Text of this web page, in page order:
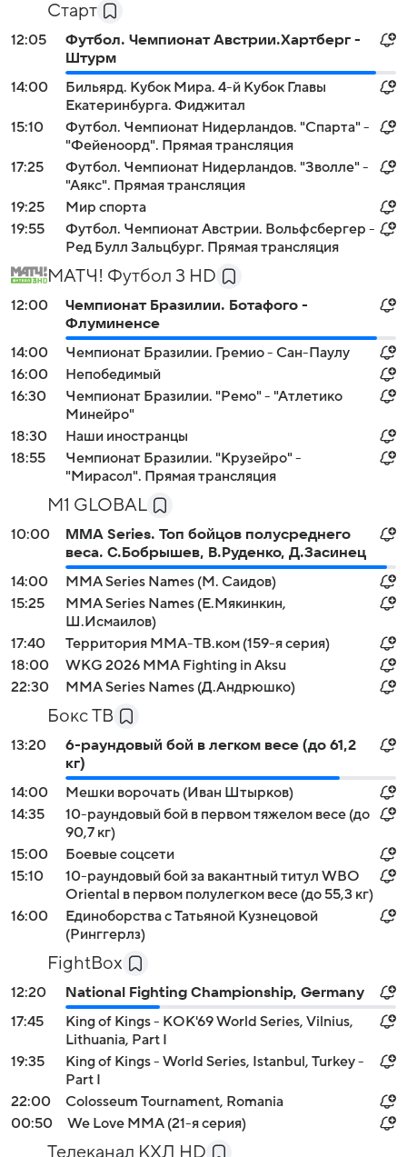
Старт
12:05
Футбол. Чемпионат Австрии.Хартберг -
Штурм
14:00
Бильярд. Кубок Мира. 4-й Кубок Главы
Екатеринбурга. Фиджитал
15:10
Футбол. Чемпионат Нидерландов. "Спарта" -
"Фейеноорд". Прямая трансляция
17:25
Футбол. Чемпионат Нидерландов. "Зволле" -
"Аякс". Прямая трансляция
19:25
Мир спорта
19:55
Футбол. Чемпионат Австрии. Вольфсбергер -
Ред Булл Зальцбург. Прямая трансляция
МАТЧ! Футбол 3 HD
12:00
Чемпионат Бразилии. Ботафого -
Флуминенсе
14:00
Чемпионат Бразилии. Гремио - Сан-Паулу
16:00
Непобедимый
16:30
Чемпионат Бразилии. "Ремо" - "Атлетико
Минейро"
18:30
Наши иностранцы
18:55
Чемпионат Бразилии. "Крузейро" -
"Мирасол". Прямая трансляция
M1 GLOBAL
10:00
MMA Series. Топ бойцов полусреднего
веса. С.Бобрышев, В.Руденко, Д.Засинец
14:00
MMA Series Names (М. Саидов)
15:25
MMA Series Names (Е.Мякинкин,
Ш.Исмаилов)
17:40
Территория ММА-ТВ.ком (159-я серия)
18:00
WKG 2026 ММА Fighting in Aksu
22:30
MMA Series Names (Д.Андрюшко)
Бокс ТВ
13:20
6-раундовый бой в легком весе (до 61,2
кг)
14:00
Мешки ворочать (Иван Штырков)
14:35
10-раундовый бой в первом тяжелом весе (до
90,7 кг)
15:00
Боевые соцсети
15:10
10-раундовый бой за вакантный титул WBO
Oriental в первом полулегком весе (до 55,3 кг)
16:00
Единоборства с Татьяной Кузнецовой
(Ринггерлз)
FightBox
12:20
National Fighting Championship, Germany
17:45
King of Kings - KOK'69 World Series, Vilnius,
Lithuania, Part I
19:35
King of Kings - World Series, Istanbul, Turkey -
Part I
22:00
Colosseum Tournament, Romania
00:50
We Love MMA (21-я серия)
Телеканал КХЛ HD